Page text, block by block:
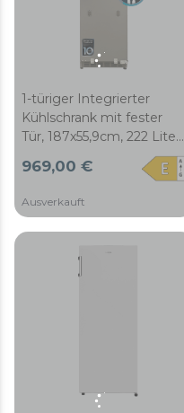
1-türiger Integrierter
Kühlschrank mit fester
Tür, 187x55,9cm, 222 Liter,
(Metallkühlung), Premium
Fast Freezing
(Schnellgefrieren),
Urlaubsmodus und
969,00 €
Ausverkauft